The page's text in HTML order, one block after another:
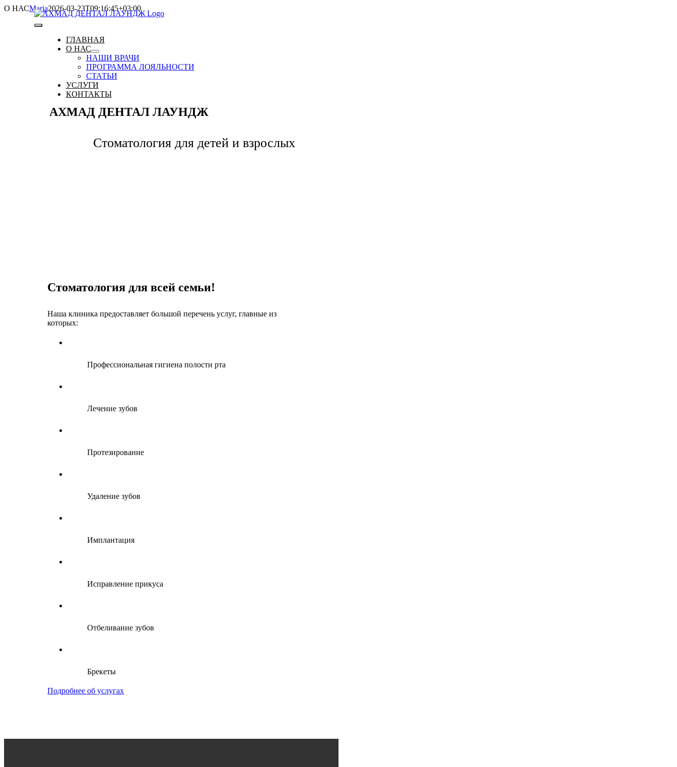
Skip
Toggle
Navigation
ГЛАВНАЯ
О НАС
НАШИ ВРАЧИ
ПРОГРАММА ЛОЯЛЬНОСТИ
СТАТЬИ
УСЛУГИ
КОНТАКТЫ
О НАСMaria2026-03-23T09:16:45+03:00
АХМАД ДЕНТАЛЛАУНДЖ
Стоматология для детей и взрослых
Стоматология для всей семьи!
Наша клиника предоставляет большой перечень услуг, главные из
которых:
Профессиональная гигиена полости рта
Лечение зубов
Протезирование
Удаление зубов
Имплантация
Исправление прикуса
Отбеливание зубов
Брекеты
Подробнее об услугах